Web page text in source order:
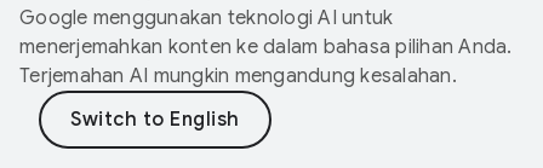
Google menggunakan teknologi AI untuk
menerjemahkan konten ke dalam bahasa pilihan Anda.
Terjemahan AI mungkin mengandung kesalahan.